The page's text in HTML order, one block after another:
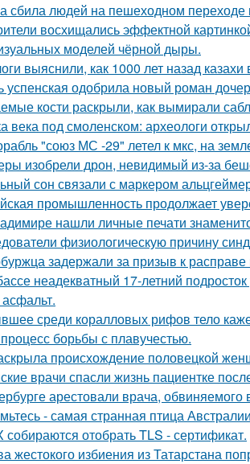
сбила людей на пешеходном переходе
восхищались эффектной
моделей чёрной дыры.
выяснили, как 1000 лет назад
успенская одобрила новый роман
кости раскрыли, как вымирали
века под смоленском: археологи
"союз МС -29" летел к мкс, на
изобрели дрон, невидимый из-за
сон связали с маркером
промышленность продолжает
нашли личные печати
физиологическую причину
задержали за призыв к расправе
неадекватный 17-летний
среди коралловых рифов тело
борьбы с плавучестью.
происхождение половецкой
врачи спасли жизнь пациентке
арестовали врача,
- самая странная птица
собираются отобрать TLS - сертификат.
жестокого избиения из Татарстана